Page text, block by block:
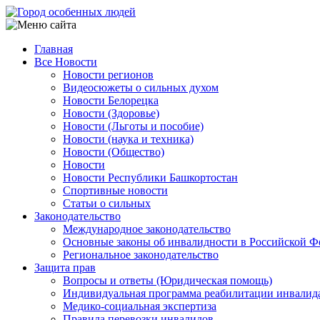
Перейти
к
содержанию
Main
navigation
Главная
Все Новости
Новости регионов
Видеосюжеты о сильных духом
Новости Белорецка
Новости (Здоровье)
Новости (Льготы и пособие)
Новости (наука и техника)
Новости (Общество)
Новости
Новости Республики Башкортостан
Спортивные новости
Статьи о сильных
Законодательство
Международное законодательство
Основные законы об инвалидности в Российской
Региональное законодательство
Защита прав
Вопросы и ответы (Юридическая помощь)
Индивидуальная программа реабилитации
Медико-социальная экспертиза